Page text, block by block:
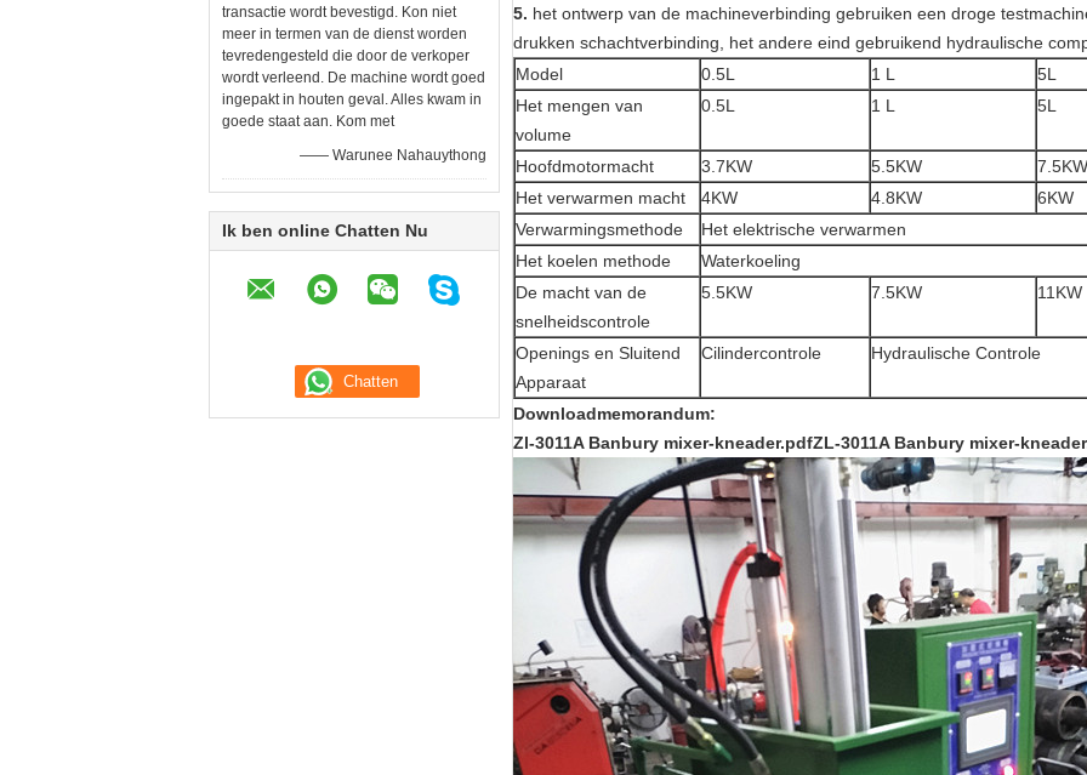
transactie wordt bevestigd. Kon niet
meer in termen van de dienst worden
tevredengesteld die door de verkoper
wordt verleend. De machine wordt goed
ingepakt in houten geval. Alles kwam in
goede staat aan. Kom met
—— Warunee Nahauythong
Ik ben online Chatten Nu
5. het ontwerp van de machineverbinding gebruiken een droge
drukken schachtverbinding, het andere eind gebruikend hydraulische
Model
0.5L 1 L
5L
Het mengen van
volume
0.5L 1 L 5L
Hoofdmotormacht 3.7KW 5.5KW
7.5KW
Het verwarmen macht
4KW 4.8KW
6KW
Verwarmingsmethode
Het elektrische verwarmen
Het koelen methode
Waterkoeling
De macht van de
snelheidscontrole
5.5KW 7.5KW 11KW
Openings en Sluitend
Apparaat
Cilindercontrole Hydraulische Controle
Downloadmemorandum:
Zl-3011A Banbury mixer-kneader.pdfZL-3011A Banbury mixer-